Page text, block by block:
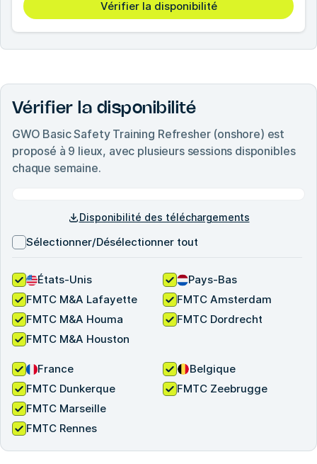
Vérifier la disponibilité
Vérifier la disponibilité
GWO Basic Safety Training Refresher (onshore) est
proposé à 9 lieux, avec plusieurs sessions disponibles
chaque semaine.
Disponibilité des téléchargements
Sélectionner/Désélectionner tout
États-Unis
FMTC M&A Lafayette
FMTC M&A Houma
FMTC M&A Houston
Pays-Bas
FMTC Amsterdam
FMTC Dordrecht
France
FMTC Dunkerque
FMTC Marseille
FMTC Rennes
Belgique
FMTC Zeebrugge